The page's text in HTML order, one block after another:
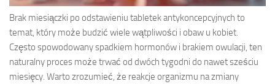
Brak miesiączki po odstawieniu tabletek antykoncepcyjnych to
temat, który może budzić wiele wątpliwości i obaw u kobiet.
Często spowodowany spadkiem hormonów i brakiem owulacji, ten
naturalny proces może trwać od dwóch tygodni do nawet sześciu
miesięcy. Warto zrozumieć, że reakcje organizmu na zmiany